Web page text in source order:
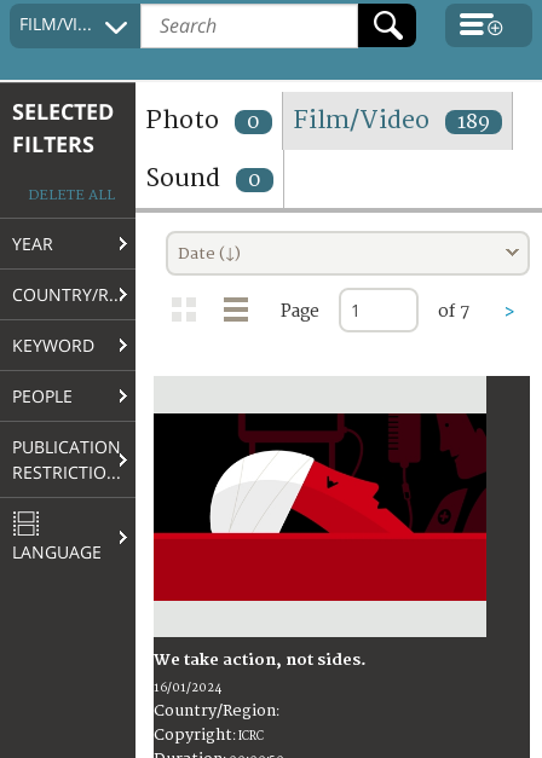
COLLECTIONS DESCRIPTION
TERMS AND CONDITIONS OF USE
FAQ
FILM/VIDEO
SELECTED
FILTERS
DELETE ALL
YEAR
COUNTRY/REGION
KEYWORD
PEOPLE
PUBLICATION
RESTRICTIONS
LANGUAGE
Photo 0 Film/Video 189
Sound 0
Date (↓)
Page of 7 >
We take action, not sides.
16/01/2024
Country/Region:
Copyright:ICRC